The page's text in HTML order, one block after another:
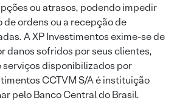
ou atrasos, podendo impedir
de ordens ou a recepção de
A XP Investimentos exime-se de
danos sofridos por seus clientes,
serviços disponibilizados por
CCTVM S/A é instituição
pelo Banco Central do Brasil.